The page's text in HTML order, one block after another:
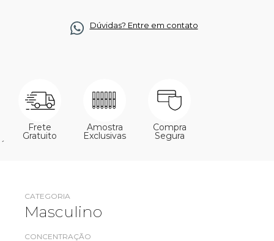
Dúvidas? Entre em contato
Frete
Gratuito
Amostra
Exclusivas
Compra
Segura
´
CATEGORIA
Masculino
CONCENTRAÇÃO